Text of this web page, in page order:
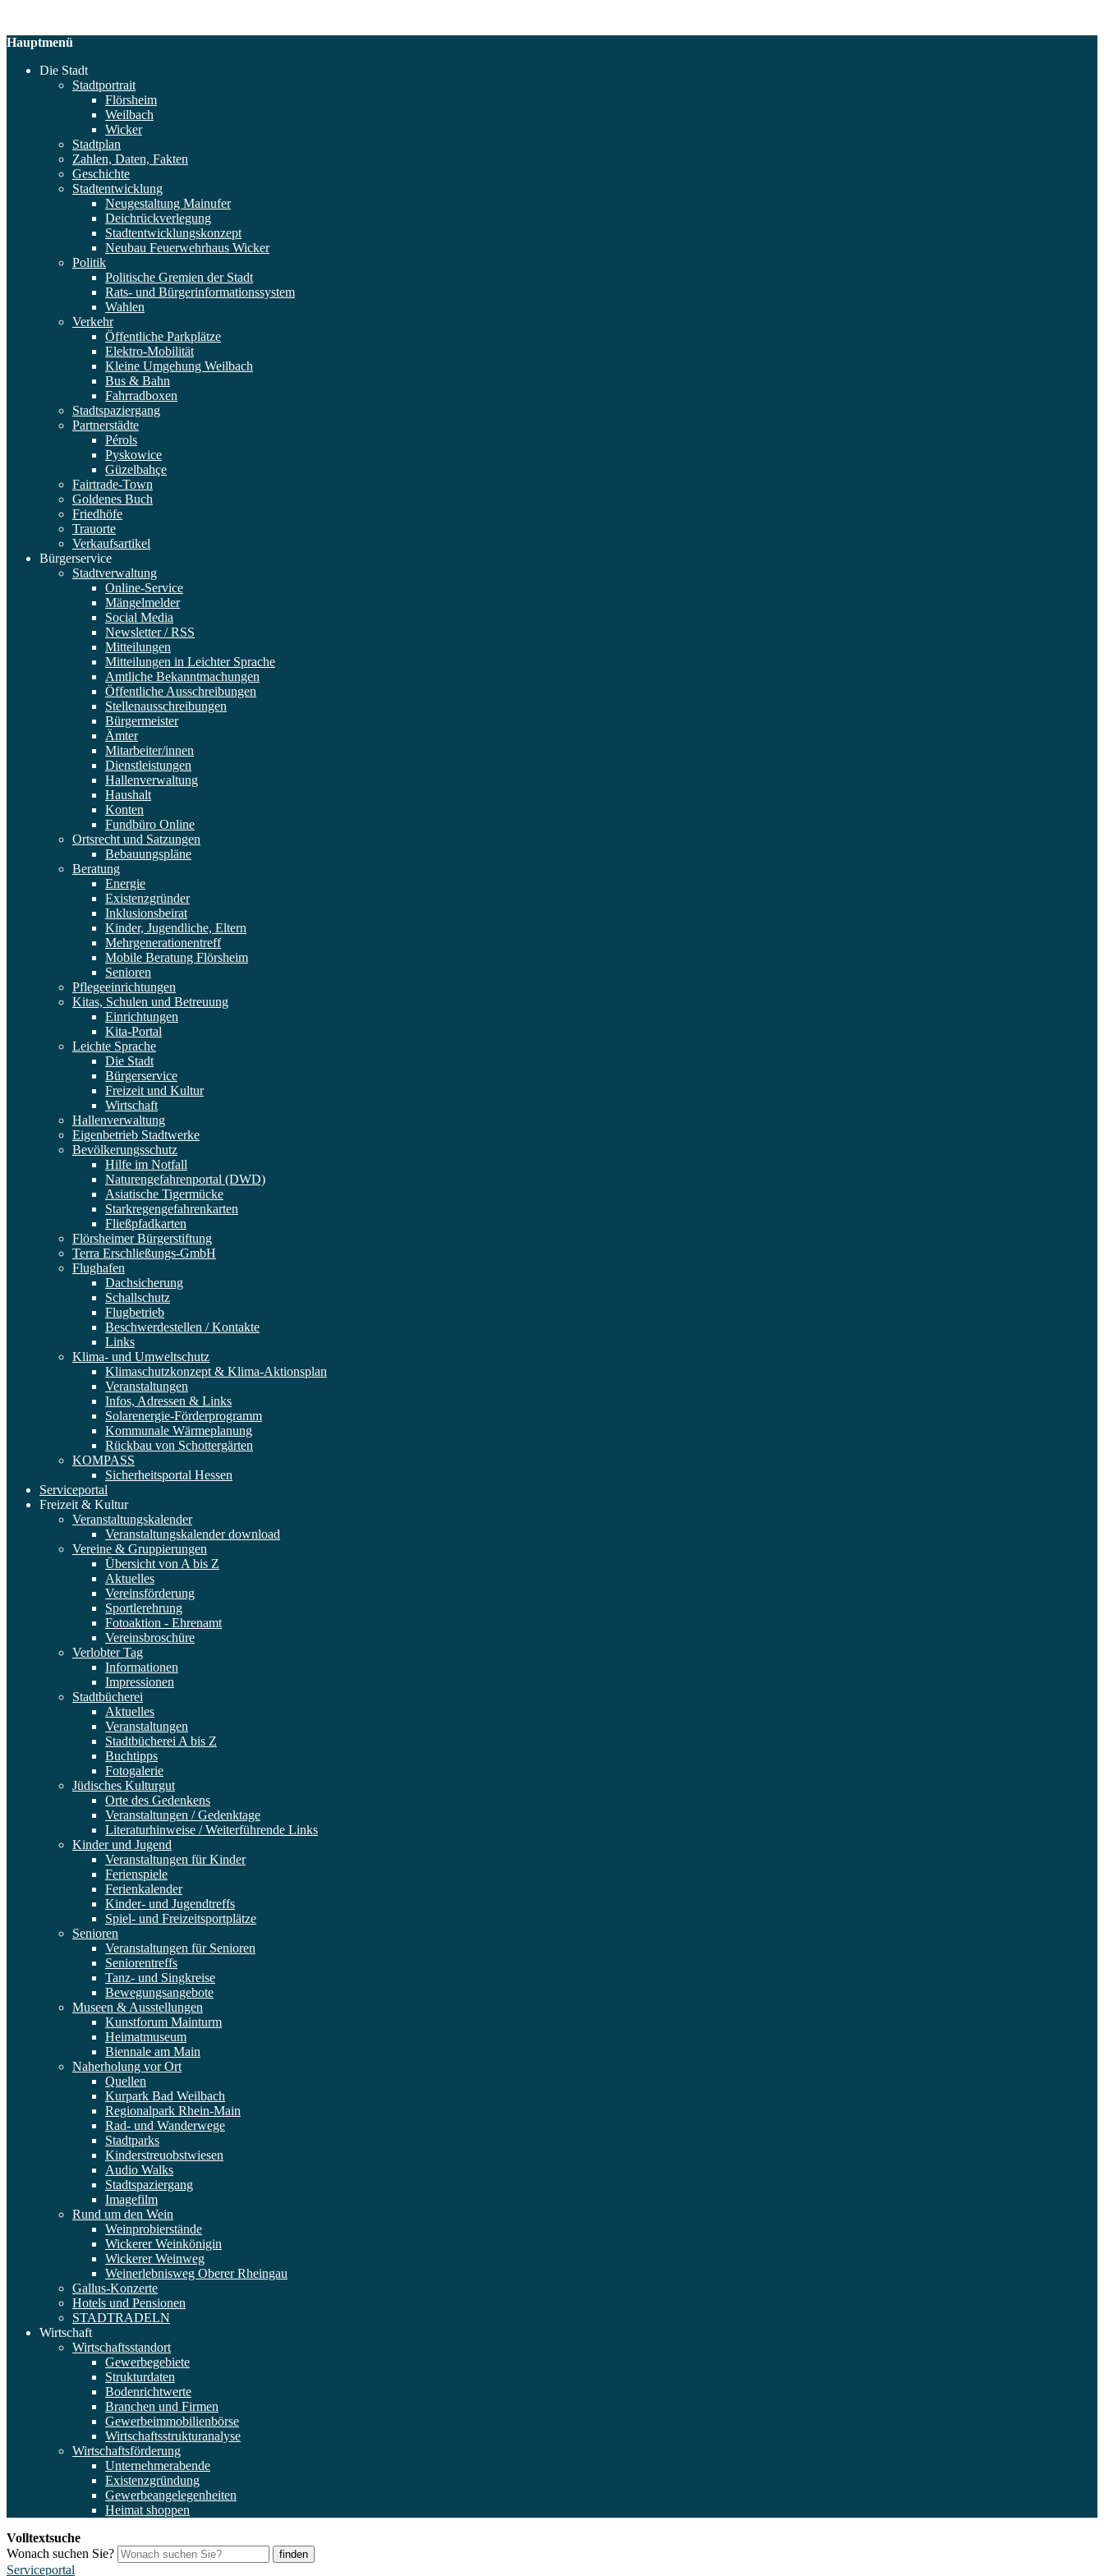
Hauptmenü
Die Stadt
Stadtportrait
Flörsheim
Weilbach
Wicker
Stadtplan
Zahlen, Daten, Fakten
Geschichte
Stadtentwicklung
Neugestaltung Mainufer
Deichrückverlegung
Stadtentwicklungskonzept
Neubau Feuerwehrhaus Wicker
Politik
Politische Gremien der Stadt
Rats- und Bürgerinformationssystem
Wahlen
Verkehr
Öffentliche Parkplätze
Elektro-Mobilität
Kleine Umgehung Weilbach
Bus & Bahn
Fahrradboxen
Stadtspaziergang
Partnerstädte
Pérols
Pyskowice
Güzelbahçe
Fairtrade-Town
Goldenes Buch
Friedhöfe
Trauorte
Verkaufsartikel
Bürgerservice
Stadtverwaltung
Online-Service
Mängelmelder
Social Media
Newsletter / RSS
Mitteilungen
Mitteilungen in Leichter Sprache
Amtliche Bekanntmachungen
Öffentliche Ausschreibungen
Stellenausschreibungen
Bürgermeister
Ämter
Mitarbeiter/innen
Dienstleistungen
Hallenverwaltung
Haushalt
Konten
Fundbüro Online
Ortsrecht und Satzungen
Bebauungspläne
Beratung
Energie
Existenzgründer
Inklusionsbeirat
Kinder, Jugendliche, Eltern
Mehrgenerationentreff
Mobile Beratung Flörsheim
Senioren
Pflegeeinrichtungen
Kitas, Schulen und Betreuung
Einrichtungen
Kita-Portal
Leichte Sprache
Die Stadt
Bürgerservice
Freizeit und Kultur
Wirtschaft
Hallenverwaltung
Eigenbetrieb Stadtwerke
Bevölkerungsschutz
Hilfe im Notfall
Naturengefahrenportal (DWD)
Asiatische Tigermücke
Starkregengefahrenkarten
Fließpfadkarten
Flörsheimer Bürgerstiftung
Terra Erschließungs-GmbH
Flughafen
Dachsicherung
Schallschutz
Flugbetrieb
Beschwerdestellen / Kontakte
Links
Klima- und Umweltschutz
Klimaschutzkonzept & Klima-Aktionsplan
Veranstaltungen
Infos, Adressen & Links
Solarenergie-Förderprogramm
Kommunale Wärmeplanung
Rückbau von Schottergärten
KOMPASS
Sicherheitsportal Hessen
Serviceportal
Freizeit & Kultur
Veranstaltungskalender
Veranstaltungskalender download
Vereine & Gruppierungen
Übersicht von A bis Z
Aktuelles
Vereinsförderung
Sportlerehrung
Fotoaktion - Ehrenamt
Vereinsbroschüre
Verlobter Tag
Informationen
Impressionen
Stadtbücherei
Aktuelles
Veranstaltungen
Stadtbücherei A bis Z
Buchtipps
Fotogalerie
Jüdisches Kulturgut
Orte des Gedenkens
Veranstaltungen / Gedenktage
Literaturhinweise / Weiterführende Links
Kinder und Jugend
Veranstaltungen für Kinder
Ferienspiele
Ferienkalender
Kinder- und Jugendtreffs
Spiel- und Freizeitsportplätze
Senioren
Veranstaltungen für Senioren
Seniorentreffs
Tanz- und Singkreise
Bewegungsangebote
Museen & Ausstellungen
Kunstforum Mainturm
Heimatmuseum
Biennale am Main
Naherholung vor Ort
Quellen
Kurpark Bad Weilbach
Regionalpark Rhein-Main
Rad- und Wanderwege
Stadtparks
Kinderstreuobstwiesen
Audio Walks
Stadtspaziergang
Imagefilm
Rund um den Wein
Weinprobierstände
Wickerer Weinkönigin
Wickerer Weinweg
Weinerlebnisweg Oberer Rheingau
Gallus-Konzerte
Hotels und Pensionen
STADTRADELN
Wirtschaft
Wirtschaftsstandort
Gewerbegebiete
Strukturdaten
Bodenrichtwerte
Branchen und Firmen
Gewerbeimmobilienbörse
Wirtschaftsstrukturanalyse
Wirtschaftsförderung
Unternehmerabende
Existenzgründung
Gewerbeangelegenheiten
Heimat shoppen
Volltextsuche
Wonach suchen Sie?
finden
Serviceportal